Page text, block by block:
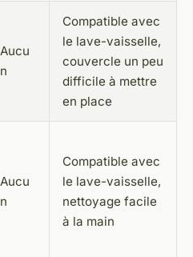
Aucu
n
Compatible avec
le lave-vaisselle,
couvercle un peu
difficile à mettre
en place
Aucu
n
Compatible avec
le lave-vaisselle,
nettoyage facile
à la main